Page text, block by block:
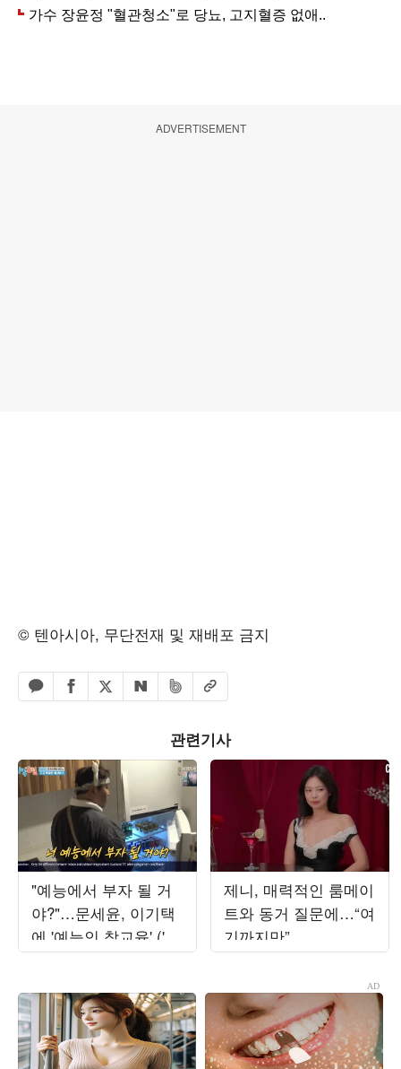
ADVERTISEMENT
© 텐아시아, 무단전재 및 재배포 금지
카카오톡 공유하기
페이스북 공유하기
엑스 공유하기
네이버 공유하기
밴드 공유하기
URL복사
관련기사
"예능에서 부자 될 거
야?"…문세윤, 이기택
에 '예능인 참교육' ('1
박 2일')
제니, 매력적인 룸메이
트와 동거 질문에…“여
기까지만”